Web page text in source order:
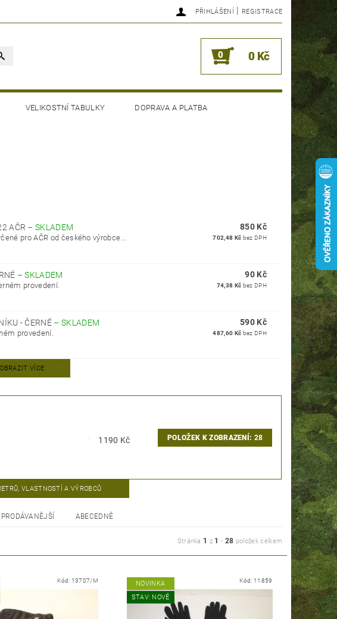
PŘIHLÁŠENÍ | REGISTRACE
0 0 Kč
VELIKOSTNÍ TABULKY DOPRAVA A PLATBA
AČR –SKLADEM
pro AČR od českého výrobce...
850 Kč
702,48 Kč bez DPH
–SKLADEM
provedení.
90 Kč
74,38 Kč bez DPH
- ČERNÉ –SKLADEM
provedení.
590 Kč
487,60 Kč bez DPH
VÍCE
1190 Kč POLOŽEK K ZOBRAZENÍ: 28
VLASTNOSTÍ A VÝROBCŮ
ABECEDNĚ
Stránka 1 z 1 - 28 položek celkem
Kód: 13707/M
NOVINKA
STAV: NOVÉ
Kód: 11859